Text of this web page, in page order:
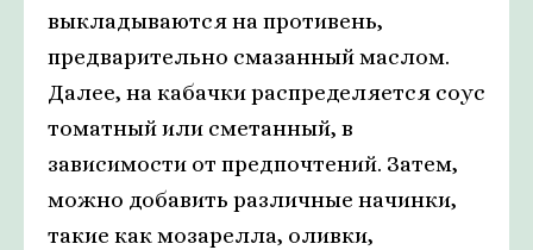
выкладываются на противень,
предварительно смазанный маслом.
Далее, на кабачки распределяется соус
томатный или сметанный, в
зависимости от предпочтений. Затем,
можно добавить различные начинки,
такие как мозарелла, оливки,